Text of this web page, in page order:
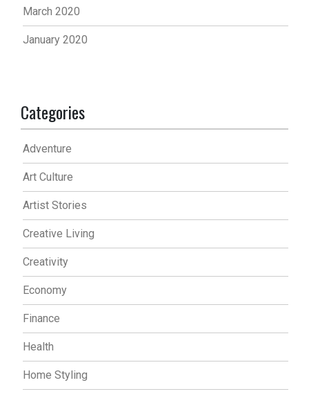
March 2020
January 2020
Categories
Adventure
Art Culture
Artist Stories
Creative Living
Creativity
Economy
Finance
Health
Home Styling